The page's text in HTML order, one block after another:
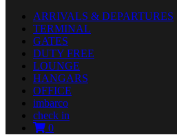
ARRIVALS & DEPARTURES
TERMINAL
GATES
DUTY FREE
LOUNGE
HANGARS
OFFICE
imbarco
check in
0